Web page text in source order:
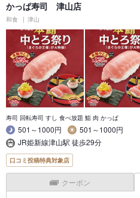
かっぱ寿司 津山店
和食 津山
寿司 回転寿司 すし 食べ放題 鮨 肉 かっぱ
501～1000円
501～1000円
JR姫新線津山駅 徒歩29分
口コミ投稿特典対象店
クーポン